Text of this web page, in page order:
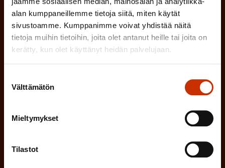
alan kumppaneillemme tietoja siitä, miten käytät
sivustoamme. Kumppanimme voivat yhdistää näitä
tietoja muihin tietoihin, joita olet antanut heille tai joita on
kerätty, kun olet käyttänyt heidän palvelujaan.
valinta
Välttämätön
Mieltymykset
Tilastot
k
o
l
l
Hyväksyn tietojeni tallentamisen ja käsittelyn
SAK:n viestintärekisterinmukaisesti *
k